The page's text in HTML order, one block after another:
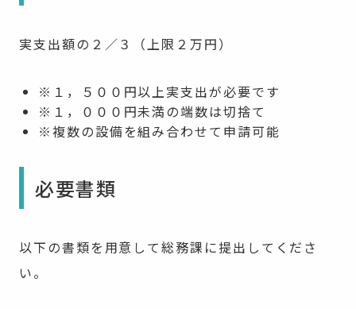
実支出額の２／３（上限２万円）
※１，５００円以上実支出が必要です
※１，０００円未満の端数は切捨て
※複数の設備を組み合わせて申請可能
必要書類
以下の書類を用意して総務課に提出してくださ
い。